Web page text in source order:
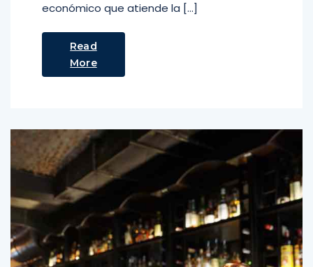
económico que atiende la […]
Read
More